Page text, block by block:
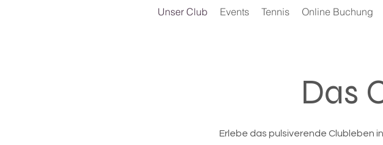
Unser Club Events Tennis Online Buchung
Das
Erlebe das pulsiverende Clubleben